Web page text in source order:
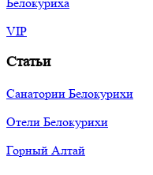
VIP
Статьи
Санатории Белокурихи
Отели Белокурихи
Горный Алтай